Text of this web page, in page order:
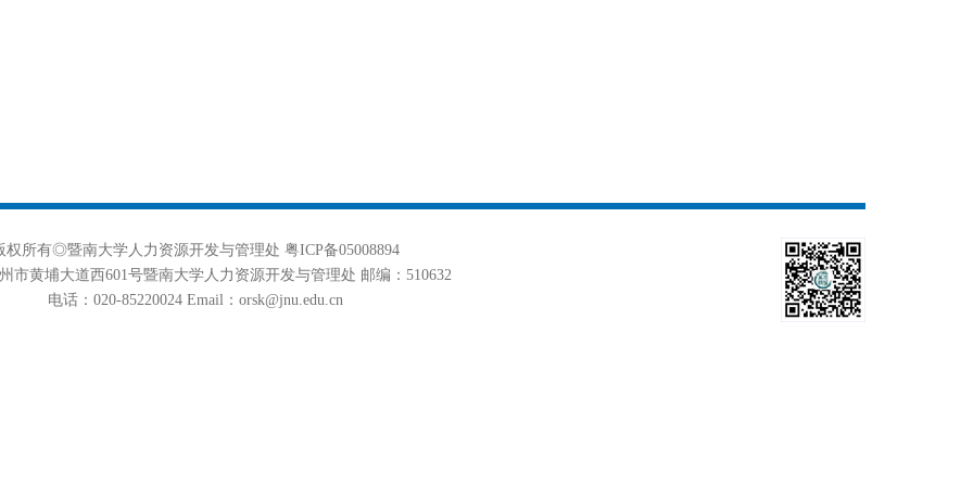
权所有◎暨南大学人力资源开发与管理处 粤ICP备05008894
市黄埔大道西601号暨南大学人力资源开发与管理处 邮编：510632
电话：020-85220024 Email：orsk@jnu.edu.cn